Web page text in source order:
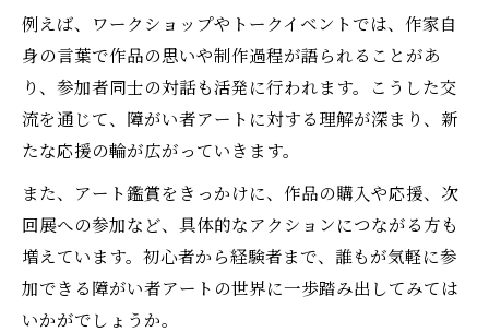
例えば、ワークショップやトークイベントでは、作家自
身の言葉で作品の思いや制作過程が語られることがあ
り、参加者同士の対話も活発に行われます。こうした交
流を通じて、障がい者アートに対する理解が深まり、新
たな応援の輪が広がっていきます。
また、アート鑑賞をきっかけに、作品の購入や応援、次
回展への参加など、具体的なアクションにつながる方も
増えています。初心者から経験者まで、誰もが気軽に参
加できる障がい者アートの世界に一歩踏み出してみては
いかがでしょうか。